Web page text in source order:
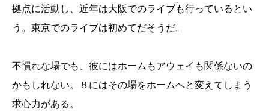
拠点に活動し、近年は大阪でのライブも行っているとい
う。東京でのライブは初めてだそうだ。
不慣れな場でも、彼にはホームもアウェイも関係ないの
かもしれない。８にはその場をホームへと変えてしまう
求心力がある。